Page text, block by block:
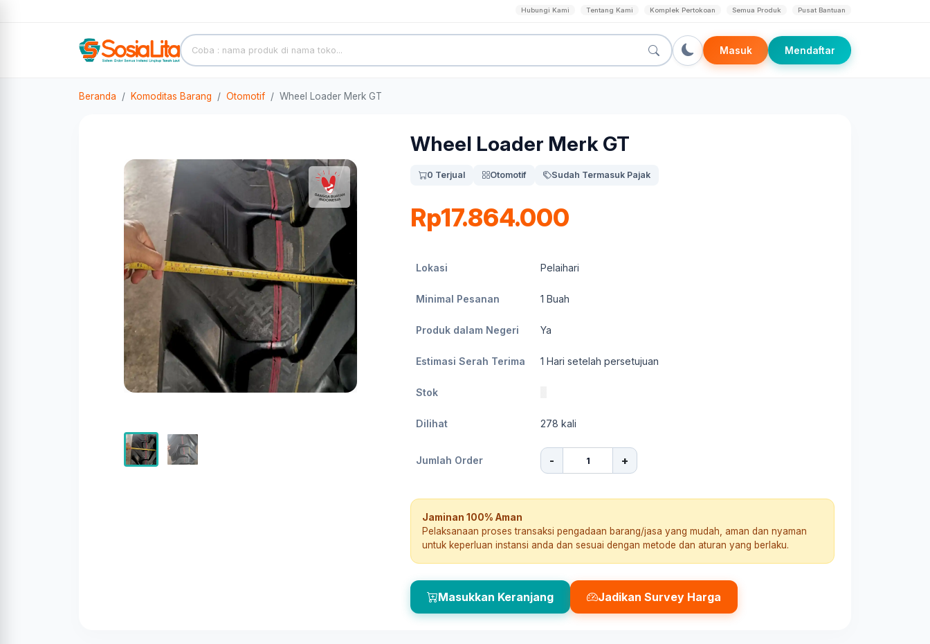
Hubungi Kami Tentang Kami Komplek Pertokoan Semua Produk Pusat Bantuan
Masuk Mendaftar
Beranda Komoditas Barang Otomotif Wheel Loader Merk GT
Wheel Loader Merk GT
0 Terjual Otomotif Sudah Termasuk Pajak
Rp17.864.000
Lokasi Pelaihari
Minimal Pesanan 1 Buah
Produk dalam Negeri Ya
Estimasi Serah Terima 1 Hari setelah persetujuan
Stok
Dilihat 278 kali
Jumlah Order - +
Jaminan 100% Aman
Pelaksanaan proses transaksi pengadaan barang/jasa yang mudah, aman dan nyaman
untuk keperluan instansi anda dan sesuai dengan metode dan aturan yang berlaku.
Masukkan Keranjang Jadikan Survey Harga